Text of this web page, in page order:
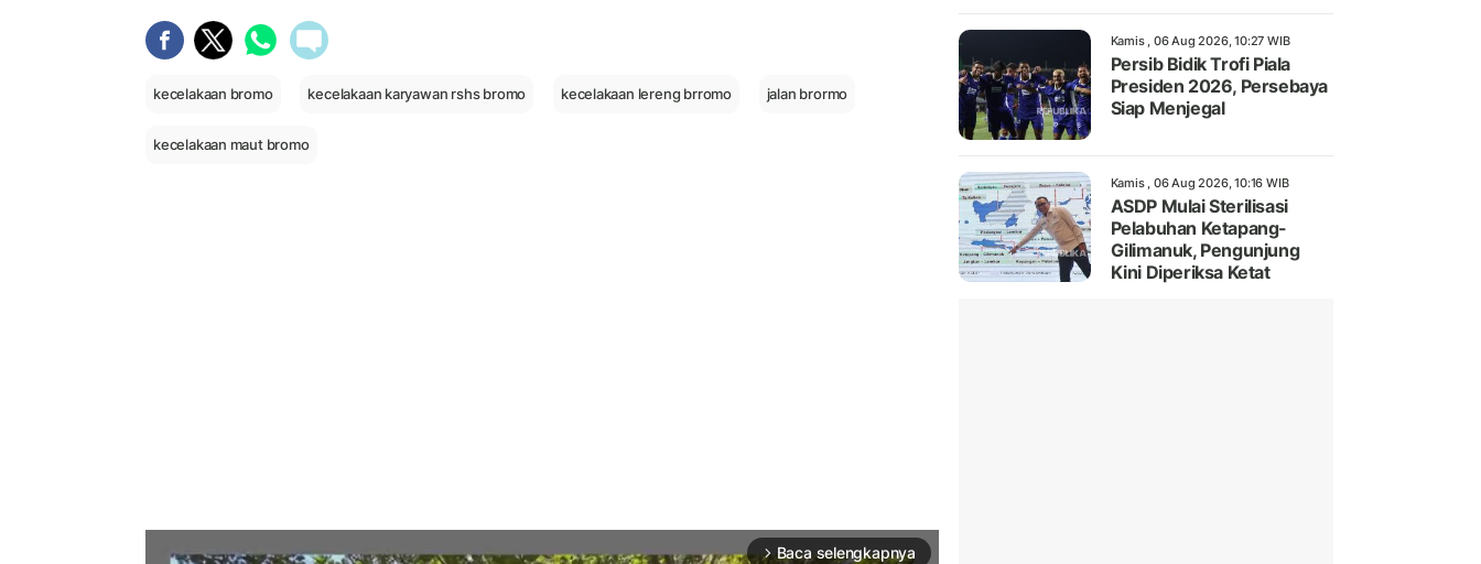
kecelakaan bromo kecelakaan karyawan rshs bromo kecelakaan lereng brromo jalan brormo
kecelakaan maut bromo
arrow_forward_ios Baca selengkapnya
Kamis , 06 Aug 2026, 10:27 WIB
Persib Bidik Trofi Piala
Presiden 2026, Persebaya
Siap Menjegal
Kamis , 06 Aug 2026, 10:16 WIB
ASDP Mulai Sterilisasi
Pelabuhan Ketapang-
Gilimanuk, Pengunjung
Kini Diperiksa Ketat